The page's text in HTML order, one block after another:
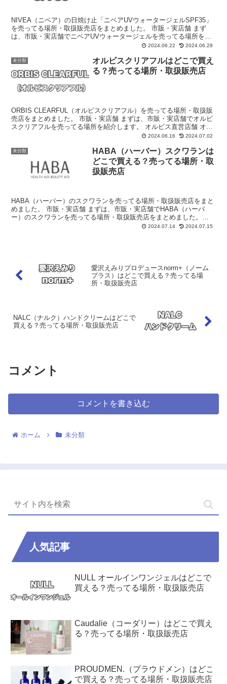
NIVEA（ニベア）の日焼け止「ニベアUVウォータージェルSPF35」
を売ってる場所・取扱販売店をまとめました。 市販・実店舗 まず
は、市販・実店舗でニベアUVウォータージェルを売ってる場所を紹
介します。 一部のドラッグストア 日焼け止めと...2024.06.22 2024.06.28
未分類
オルビスクリアフルはどこで買え
る？売ってる場所・取扱販売店
ORBIS CLEARFUL（オルビスクリアフル）を売ってる場所・取扱販
売店をまとめました。 市販・実店舗 まずは、市販・実店舗でオルビ
スクリアフルを売ってる場所を紹介します。 オルビス直営店舗 オル
ビスの直営店舗でオルビスクリアフルを購入...2024.06.16 2024.07.02
未分類
HABA（ハーバー）スクワランは
どこで買える？売ってる場所・取
扱販売店
HABA（ハーバー）のスクワランを売ってる場所・取扱販売店をまと
めました。 市販・実店舗 まずは、市販・実店舗でHABA（ハーバ
ー）のスクワランを売ってる場所・取扱販売店をまとめました。
HABA（ハーバー）直営店 全国にあるHABA（ハー...
2024.07.14 2024.07.15
愛沢えみりプロデュースnorm+（ノーム
プラス）はどこで買える？売ってる場
所・取扱販売店
NALC（ナルク）ハンドクリームはどこで
買える？売ってる場所・取扱販売店
コメント
コメントを書き込む
ホーム 未分類
人気記事
NULL オールインワンジェルはどこで
買える？売ってる場所・取扱販売店
Caudalie（コーダリー）はどこで買え
る？売ってる場所・取扱販売店
PROUDMEN.（プラウドメン）はどこ
で買える？売ってる場所・取扱販売店